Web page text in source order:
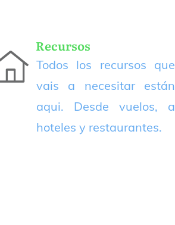
Recursos
Todos los recursos que
vais a necesitar están
aqui. Desde vuelos, a
hoteles y restaurantes.